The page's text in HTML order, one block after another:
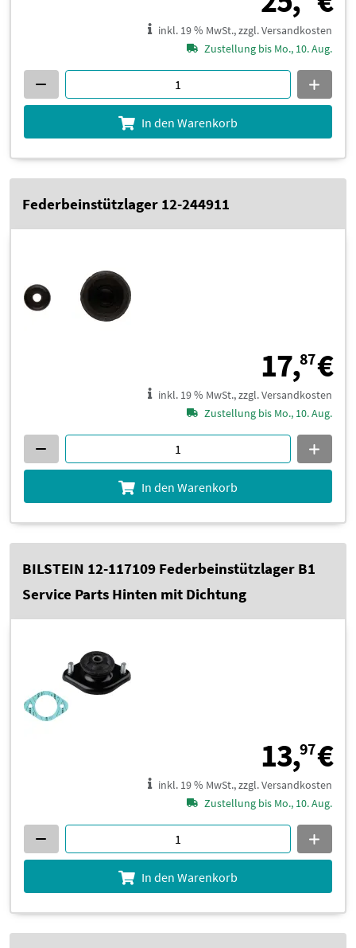
inkl. 19 % MwSt., zzgl. Versandkosten
Zustellung bis Mo., 10. Aug.
In den Warenkorb
Federbeinstützlager 12-244911
17,87€
inkl. 19 % MwSt., zzgl. Versandkosten
Zustellung bis Mo., 10. Aug.
In den Warenkorb
BILSTEIN 12-117109 Federbeinstützlager B1
Service Parts Hinten mit Dichtung
13,97€
inkl. 19 % MwSt., zzgl. Versandkosten
Zustellung bis Mo., 10. Aug.
In den Warenkorb